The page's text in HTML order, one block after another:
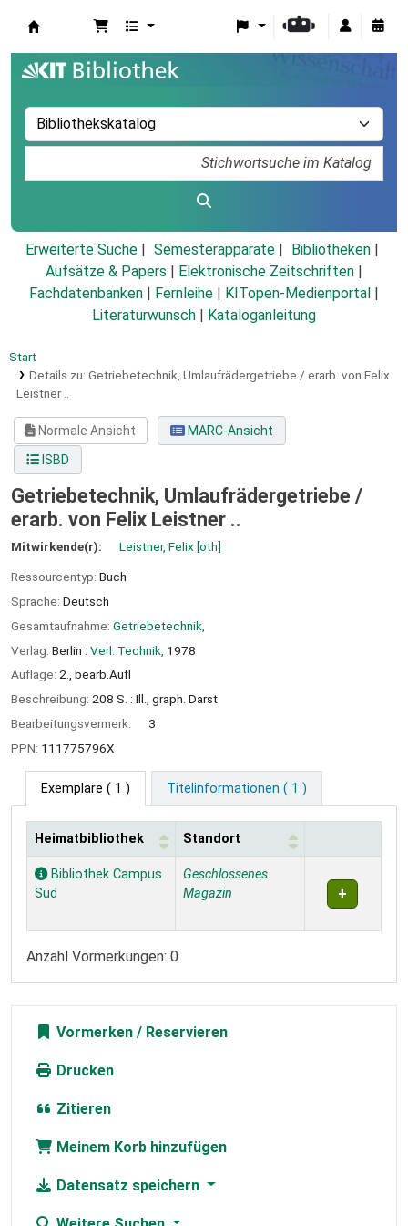
Erweiterte Suche Semesterapparate
Bibliotheken
Aufsätze & Papers
Elektronische Zeitschriften
Fachdatenbanken
Fernleihe KITopen-Medienportal
Literaturwunsch
Kataloganleitung
Start
Details zu: Getriebetechnik, Umlaufrädergetriebe / erarb. von Felix
Leistner ..
Normale Ansicht
MARC-Ansicht
ISBD
Getriebetechnik, Umlaufrädergetriebe /
erarb. von Felix Leistner ..
Mitwirkende(r): Leistner, Felix [oth]
Ressourcentyp: Buch
Sprache: Deutsch
Gesamtaufnahme: Getriebetechnik,
Verlag: Berlin : Verl. Technik, 1978
Auflage: 2., bearb.Aufl
Beschreibung: 208 S. : Ill., graph. Darst
Bearbeitungsvermerk:
3
PPN: 111775796X
Exemplare ( 1 ) Titelinformationen ( 1 )
Exemplare
Heimatbibliothek Standort
Bibliothek Campus
Süd
Geschlossenes
Magazin
Anzahl Vormerkungen: 0
Vormerken
Drucken
Zitieren
Meinem Korb hinzufügen
Datensatz speichern